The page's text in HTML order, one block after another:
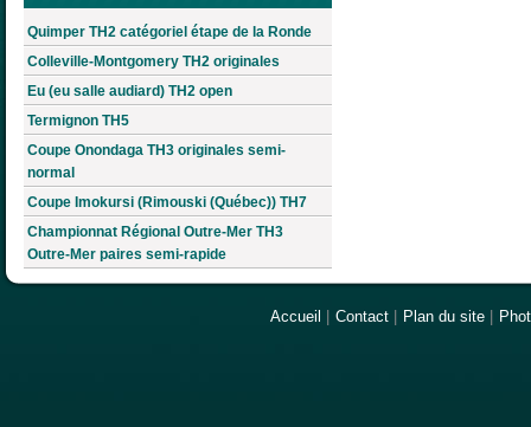
Quimper TH2 catégoriel étape de la Ronde
Colleville-Montgomery TH2 originales
Eu (eu salle audiard) TH2 open
Termignon TH5
Coupe Onondaga TH3 originales semi-
normal
Coupe Imokursi (Rimouski (Québec)) TH7
Championnat Régional Outre-Mer TH3
Outre-Mer paires semi-rapide
Accueil Contact Plan du site